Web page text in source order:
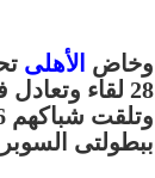
وخاض الأهلى
ببطولتى